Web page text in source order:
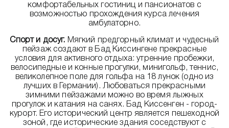
комфортабельных гостиниц и пансионатов с
возможностью прохождения курса лечения
амбулаторно.
Спорт и досуг. Мягкий предгорный климат и чудесный
пейзаж создают в Бад Киссингене прекрасные
условия для активного отдыха: утренние пробежки,
велосипедные и конные прогулки, минигольф, теннис,
великолепное поле для гольфа на 18 лунок (одно из
лучших в Германии). Любоваться прекрасными
зимними пейзажами можно во время лыжных
прогулок и катания на санях. Бад Киссенген - город-
курорт. Его исторический центр является пешеходной
зоной, где исторические здания соседствуют с